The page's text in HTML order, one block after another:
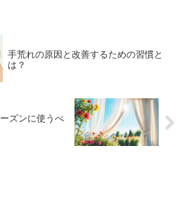
手荒れの原因と改善するための習慣と
は？
ズンに使うべ